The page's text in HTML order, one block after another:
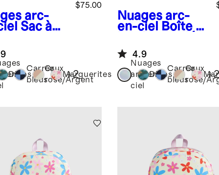
arc-
Sac à
à
$75.00
en-
Dinos
Carreaux
bleus
Or
rose/Argent
Marguerites
+2
Nuages arc-
en-ciel
Boîte à
4.9
Nuages
arc-en-
ciel
Dinos
Carreaux
bleus
Or
rose/
+